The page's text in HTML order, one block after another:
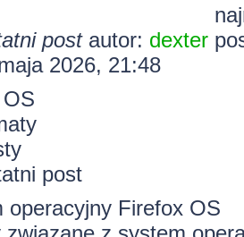
postautor: dexter
2026, 21:48
post
operacyjny Firefox OS